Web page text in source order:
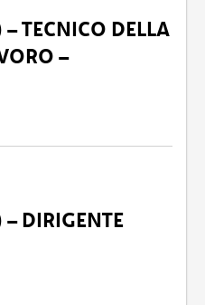
TECNICO DELLA
–
DIRIGENTE